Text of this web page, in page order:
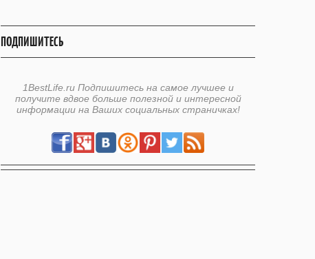
ПОДПИШИТЕСЬ
1BestLife.ru Подпишитесь на самое лучшее и
получите вдвое больше полезной и интересной
информации на Ваших социальных страничках!